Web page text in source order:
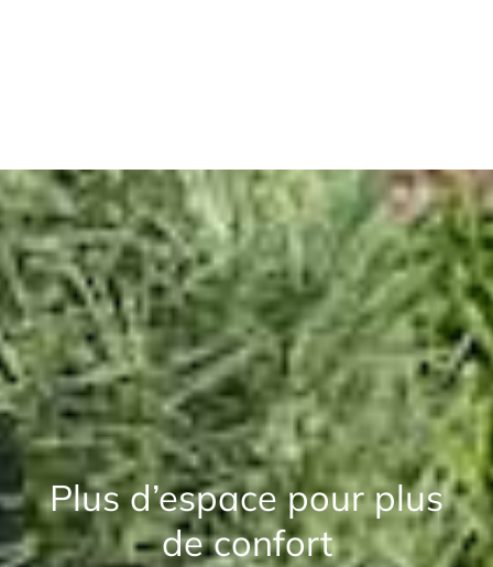
Plus d’espace pour plus
de confort